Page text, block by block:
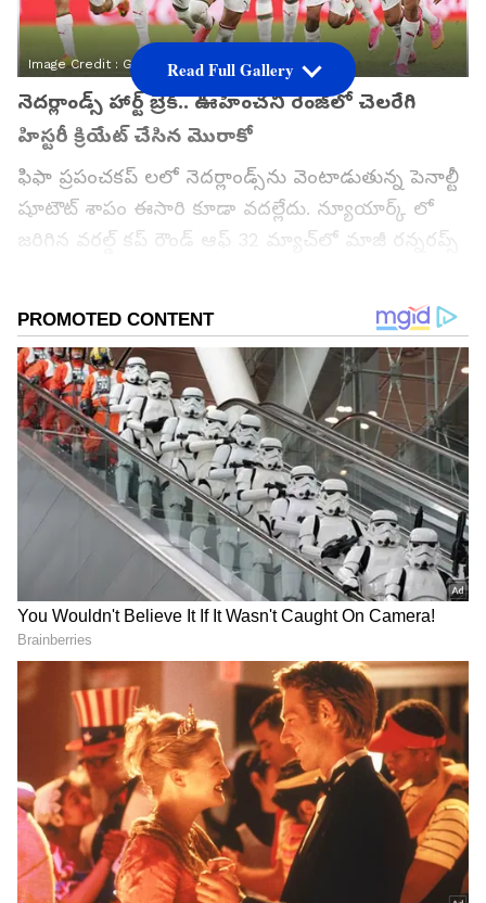
Image Credit : Getty
నెదర్లాండ్స్ హార్ట్ బ్రేక్.. ఊహించని రేంజ్‌లో చెలరేగి
హిస్టరీ క్రియేట్ చేసిన మొరాకో
ఫిఫా ప్రపంచకప్‌ లలో నెదర్లాండ్స్‌ను వెంటాడుతున్న పెనాల్టీ
షూటౌట్ శాపం ఈసారి కూడా వదల్లేదు. న్యూయార్క్ లో
జరిగిన వరల్డ్ కప్ రౌండ్ ఆఫ్ 32 మ్యాచ్‌లో మాజీ రన్నరప్స్
నరాలు తెగే ఉత్కంఠ మధ్య జరిగిన పెనాల్టీ షూటౌట్ లో
డచ్ ముంచేసి, మొరాకో ప్రీ-క్వార్టర్స్‌లోకి గ్రాండ్‌గా ఎంట్రీ
ఇచ్చింది. నిర్ణీత సమయం, అదనపు సమయంలో ఇరు జట్లు
1-1తో ఈక్వల్‌గా నిలవడంతో మ్యాచ్ షూటౌట్ కు
దారితీసింది. అక్కడ అదృష్టం, దురదృష్టం మారుతూ వచ్చి,
చివరకు 3-2 తేడాతో మొరాకో చరిత్రాత్మక విజయాన్ని
సొంతం చేసుకుంది.
గూగుల్‌లో ఆసక్తికరమైన సమాచారం కోసం ఏసియానెట్ తెలుగు
ను మీ ఫ్రిఫర్డ్ సోర్స్ గా ఎంచుకోండి
Read Full Gallery